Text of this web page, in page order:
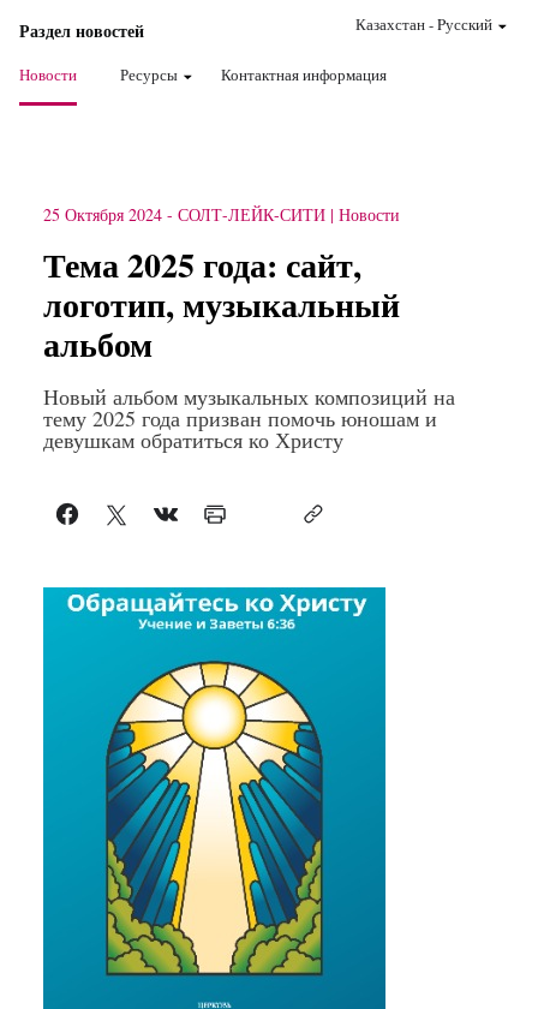
Раздел новостей
Новости Ресурсы Контактная информация
Казахстан-Pусский
25 Октября 2024 - СОЛТ-ЛЕЙК-СИТИ Новости
Тема 2025 года: сайт,
логотип, музыкальный
альбом
Новый альбом музыкальных композиций на
тему 2025 года призван помочь юношам и
девушкам обратиться ко Христу